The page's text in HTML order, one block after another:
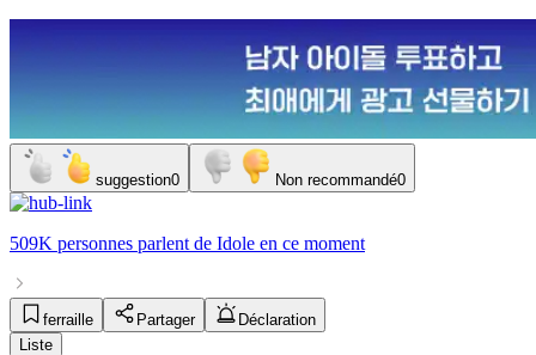
suggestion0 Non recommandé0
509K personnes parlent de Idole en ce moment
ferraille Partager
Déclaration
Liste